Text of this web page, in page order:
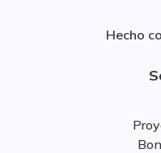
Hecho